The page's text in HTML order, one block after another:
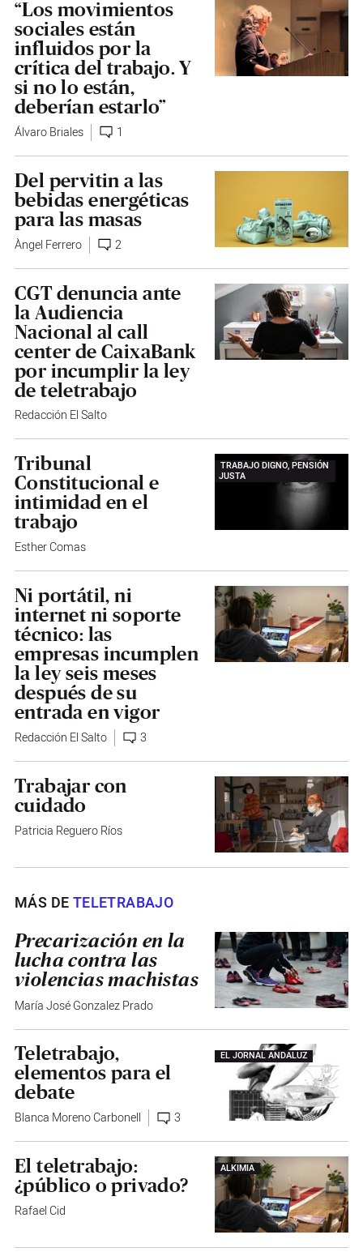
“Los movimientos
sociales están
influidos por la
crítica del trabajo. Y
si no lo están,
deberían estarlo”
Álvaro Briales 1
Del pervitin a las
bebidas energéticas
para las masas
Àngel Ferrero 2
CGT denuncia ante
la Audiencia
Nacional al call
center de CaixaBank
por incumplir la ley
de teletrabajo
Redacción El Salto
TRABAJO DIGNO, PENSIÓN
JUSTA
Tribunal
Constitucional e
intimidad en el
trabajo
Esther Comas
Ni portátil, ni
internet ni soporte
técnico: las
empresas incumplen
la ley seis meses
después de su
entrada en vigor
Redacción El Salto 3
Trabajar con
cuidado
Patricia Reguero Ríos
MÁS DETELETRABAJO
Precarización en la
lucha contra las
violencias machistas
María José Gonzalez Prado
EL JORNAL ANDALUZ
Teletrabajo,
elementos para el
debate
Blanca Moreno Carbonell 3
ALKIMIA
El teletrabajo:
¿público o privado?
Rafael Cid